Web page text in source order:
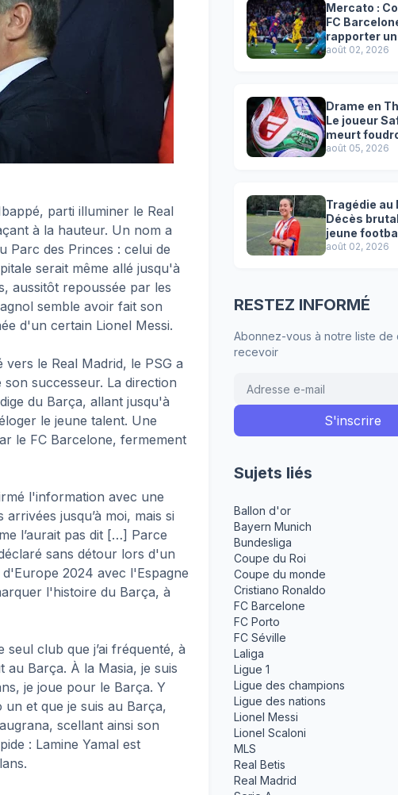
parti illuminer le Real
à la hauteur. Un nom a
Parc des Princes : celui de
serait même allé jusqu'à
aussitôt repoussée par les
semble avoir fait son
d'un certain Lionel Messi.
le Real Madrid, le PSG a
successeur. La direction
du Barça, allant jusqu'à
le jeune talent. Une
le FC Barcelone, fermement
l'information avec une
jusqu’à moi, mais si
l’aurait pas dit […] Parce
sans détour lors d'un
2024 avec l'Espagne
l'histoire du Barça, à
seul club que j’ai fréquenté, à
au Barça. À la Masia, je suis
je joue pour le Barça. Y
et que je suis au Barça,
scellant ainsi son
: Lamine Yamal est
Mercato :
FC
rapporter
chèque
août 02, 2026
Drame en
Le joueur
meurt
plein match
août 05, 2026
Tragédie au
Décès
jeune
Faten Ben
août 02, 2026
RESTEZ INFORMÉ
Abonnez-vous à notre liste de
recevoir
Sujets liés
Ballon d'or
Bayern Munich
Bundesliga
Coupe du Roi
Coupe du monde
Cristiano Ronaldo
FC Barcelone
FC Porto
FC Séville
Laliga
Ligue 1
Ligue des champions
Ligue des nations
Lionel Messi
Lionel Scaloni
MLS
Real Betis
Real Madrid